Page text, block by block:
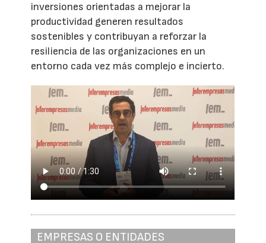
inversiones orientadas a mejorar la
productividad generen resultados
sostenibles y contribuyan a reforzar la
resiliencia de las organizaciones en un
entorno cada vez más complejo e incierto.
EMPRESAS O ENTIDADES